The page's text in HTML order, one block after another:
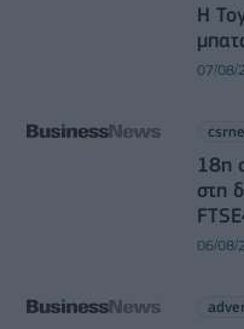
Η
07/08/
18η
στη
06/08/